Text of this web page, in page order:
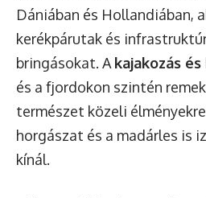
Dániában és Hollandiában,
kerékpárutak és
bringásokat. A kajakozás és
és a fjordokon szintén
természet közeli
horgászat és a madárles is
kínál.